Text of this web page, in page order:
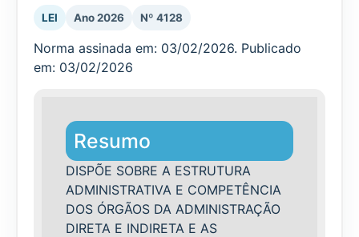
LEI Ano 2026 Nº 4128
Norma assinada em: 03/02/2026. Publicado
em: 03/02/2026
Resumo
DISPÕE SOBRE A ESTRUTURA
ADMINISTRATIVA E COMPETÊNCIA
DOS ÓRGÃOS DA ADMINISTRAÇÃO
DIRETA E INDIRETA E AS